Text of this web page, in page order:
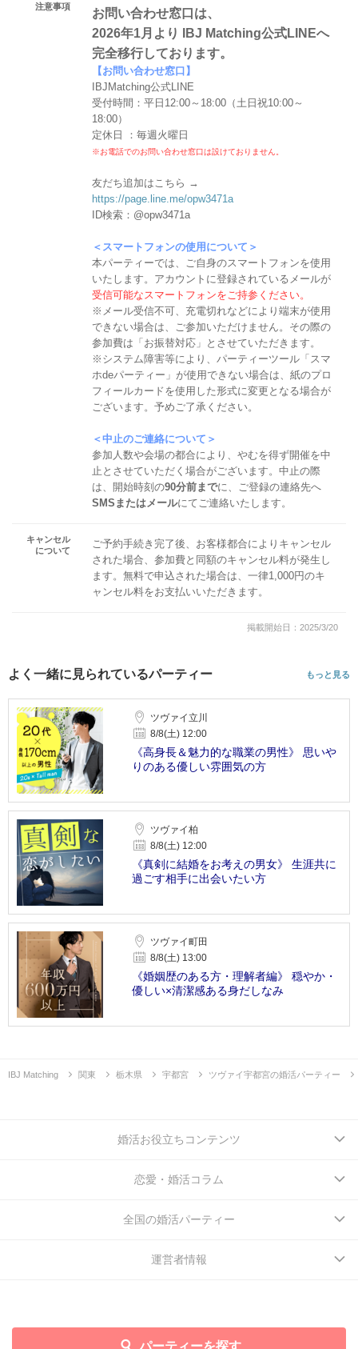
注意事項
お問い合わせ窓口は、
2026年1月より IBJ Matching公式LINEへ
完全移行しております。
【お問い合わせ窓口】
IBJMatching公式LINE
受付時間：平日12:00～18:00（土日祝10:00～
18:00）
定休日 ：毎週火曜日
※お電話でのお問い合わせ窓口は設けておりません。
友だち追加はこちら →
https://page.line.me/opw3471a
ID検索：@opw3471a
＜スマートフォンの使用について＞
本パーティーでは、ご自身のスマートフォンを使用
いたします。アカウントに登録されているメールが
受信可能なスマートフォンをご持参ください。
※メール受信不可、充電切れなどにより端末が使用
できない場合は、ご参加いただけません。その際の
参加費は「お振替対応」とさせていただきます。
※システム障害等により、パーティーツール「スマ
ホdeパーティー」が使用できない場合は、紙のプロ
フィールカードを使用した形式に変更となる場合が
ございます。予めご了承ください。
＜中止のご連絡について＞
参加人数や会場の都合により、やむを得ず開催を中
止とさせていただく場合がございます。中止の際
は、開始時刻の90分前までに、ご登録の連絡先へ
SMSまたはメールにてご連絡いたします。
キャンセル
について
ご予約手続き完了後、お客様都合によりキャンセル
された場合、参加費と同額のキャンセル料が発生し
ます。無料で申込された場合は、一律1,000円のキ
ャンセル料をお支払いいただきます。
掲載開始日：2025/3/20
よく一緒に見られているパーティー もっと見る
ツヴァイ立川
8/8(土) 12:00
《高身長＆魅力的な職業の男性》 思いや
りのある優しい雰囲気の方
ツヴァイ柏
8/8(土) 12:00
《真剣に結婚をお考えの男女》 生涯共に
過ごす相手に出会いたい方
ツヴァイ町田
8/8(土) 13:00
《婚姻歴のある方・理解者編》 穏やか・
優しい×清潔感ある身だしなみ
IBJ Matching 関東 栃木県 宇都宮 ツヴァイ宇都宮の婚活パーティー
パーティーを探す
婚活お役立ちコンテンツ
恋愛・婚活コラム
全国の婚活パーティー
運営者情報